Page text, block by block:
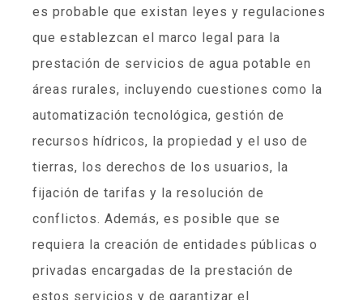
es probable que existan leyes y regulaciones
que establezcan el marco legal para la
prestación de servicios de agua potable en
áreas rurales, incluyendo cuestiones como la
automatización tecnológica, gestión de
recursos hídricos, la propiedad y el uso de
tierras, los derechos de los usuarios, la
fijación de tarifas y la resolución de
conflictos. Además, es posible que se
requiera la creación de entidades públicas o
privadas encargadas de la prestación de
estos servicios y de garantizar el